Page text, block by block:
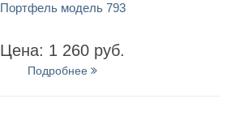
Портфель модель 793
Цена: 1 260 руб.
Подробнее